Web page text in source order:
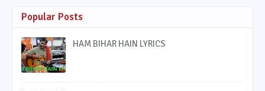
Popular Posts
HAM BIHAR HAIN LYRICS